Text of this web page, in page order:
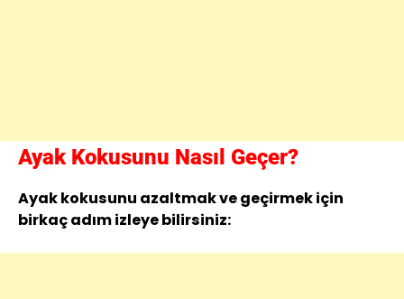
Ayak Kokusunu Nasıl Geçer?
Ayak kokusunu azaltmak ve geçirmek için
birkaç adım izleye bilirsiniz: